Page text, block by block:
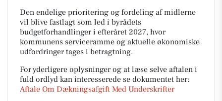
Den endelige prioritering og fordeling af midlerne
vil blive fastlagt som led i byrådets
budgetforhandlinger i efteråret 2027, hvor
kommunens serviceramme og aktuelle økonomiske
udfordringer tages i betragtning.
For yderligere oplysninger og at læse selve aftalen i
fuld ordlyd kan interesserede se dokumentet her:
Aftale Om Dækningsafgift Med Underskrifter